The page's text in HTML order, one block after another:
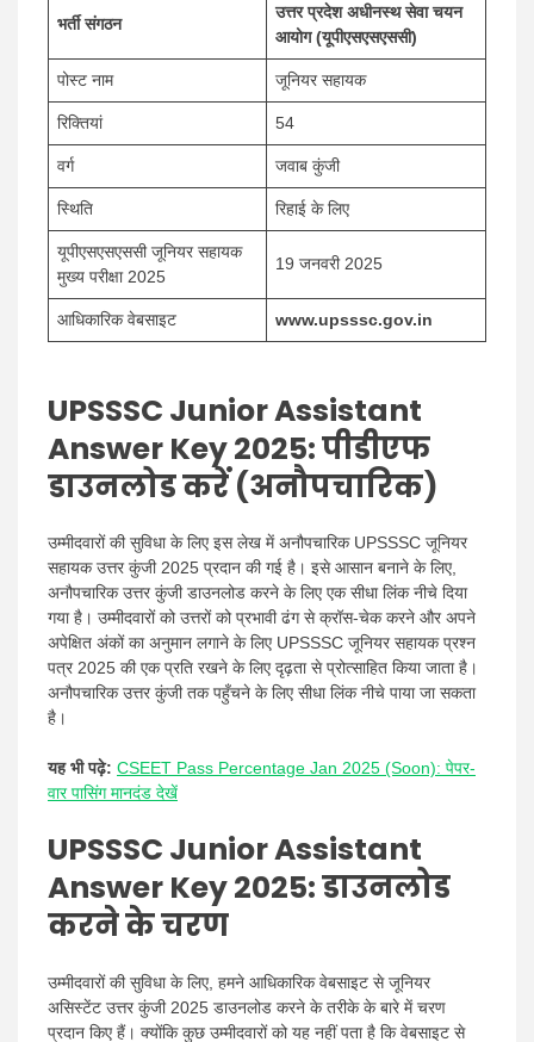
भर्ती संगठन
उत्तर प्रदेश अधीनस्थ सेवा चयन
आयोग (यूपीएसएसएससी)
पोस्ट नाम जूनियर सहायक
रिक्तियां 54
वर्ग जवाब कुंजी
स्थिति रिहाई के लिए
यूपीएसएसएससी जूनियर सहायक
मुख्य परीक्षा 2025
19 जनवरी 2025
आधिकारिक वेबसाइट www.upsssc.gov.in
UPSSSC Junior Assistant
Answer Key 2025:पीडीएफ
डाउनलोड करें (अनौपचारिक)
उम्मीदवारों की सुविधा के लिए इस लेख में अनौपचारिक UPSSSC जूनियर
सहायक उत्तर कुंजी 2025 प्रदान की गई है। इसे आसान बनाने के लिए,
अनौपचारिक उत्तर कुंजी डाउनलोड करने के लिए एक सीधा लिंक नीचे दिया
गया है। उम्मीदवारों को उत्तरों को प्रभावी ढंग से क्रॉस-चेक करने और अपने
अपेक्षित अंकों का अनुमान लगाने के लिए UPSSSC जूनियर सहायक प्रश्न
पत्र 2025 की एक प्रति रखने के लिए दृढ़ता से प्रोत्साहित किया जाता है।
अनौपचारिक उत्तर कुंजी तक पहुँचने के लिए सीधा लिंक नीचे पाया जा सकता
है।
यह भी पढ़े: CSEET Pass Percentage Jan 2025 (Soon): पेपर-
वार पासिंग मानदंड देखें
UPSSSC Junior Assistant
Answer Key 2025:डाउनलोड
करने के चरण
उम्मीदवारों की सुविधा के लिए, हमने आधिकारिक वेबसाइट से जूनियर
असिस्टेंट उत्तर कुंजी 2025 डाउनलोड करने के तरीके के बारे में चरण
प्रदान किए हैं। क्योंकि कुछ उम्मीदवारों को यह नहीं पता है कि वेबसाइट से